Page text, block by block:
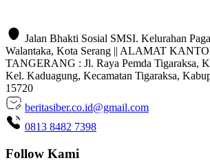
Jalan Bhakti Sosial SMSI. Kelurahan
Walantaka, Kota Serang || ALAMAT
TANGERANG : Jl. Raya Pemda Tigaraksa,
Kel. Kaduagung, Kecamatan Tigaraksa,
15720
beritasiber.co.id@gmail.com
0813 8482 7398
Follow Kami